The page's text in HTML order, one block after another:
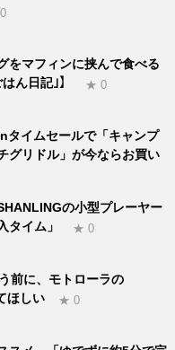
をマフィンに挟んで食べる
ん日記｣】
★ 0
タイムセールで「キャンプ
グリドル」が今ならお買い
の小型プレーヤー
タイム」
★ 0
前に、モトローラの
ほしい
★ 0